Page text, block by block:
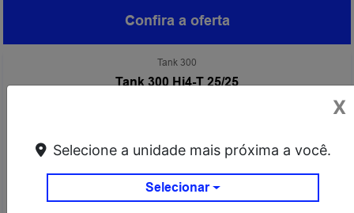
Confira a oferta
Tank 300
Tank 300 Hi4-T 25/25
X
Selecione a unidade mais próxima a você.
Selecionar